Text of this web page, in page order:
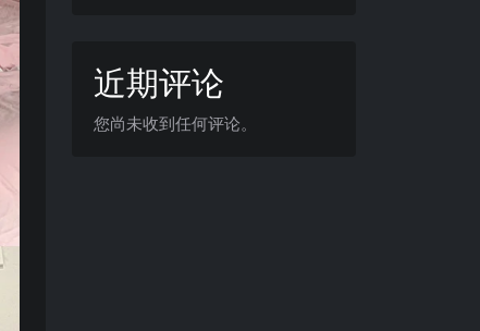
近期评论
您尚未收到任何评论。